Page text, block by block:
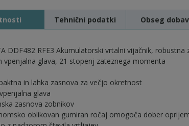
Tehnični podatki Obseg
DDF482 RFE3 Akumulatorski vrtalni vijačnik,
vpenjalna glava, 21 stopenj zateznega momenta
in lahka zasnova za večjo okretnost
glava
zasnova zobnikov
oblikovan gumiran ročaj omogoča dober